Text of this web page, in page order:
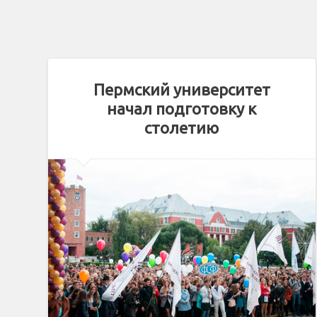
Пермский университет
начал подготовку к
столетию